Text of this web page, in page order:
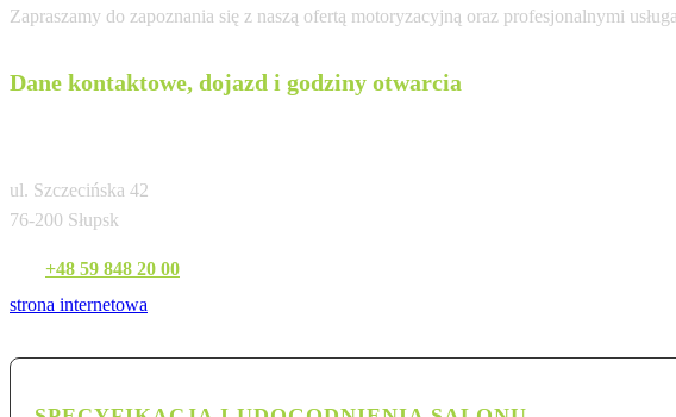
Zapraszamy do zapoznania się z naszą ofertą motoryzacyjną oraz profesjonalnymi
Dane kontaktowe, dojazd i godziny otwarcia
ul. Szczecińska 42
76-200 Słupsk
+48 59 848 20 00
strona internetowa